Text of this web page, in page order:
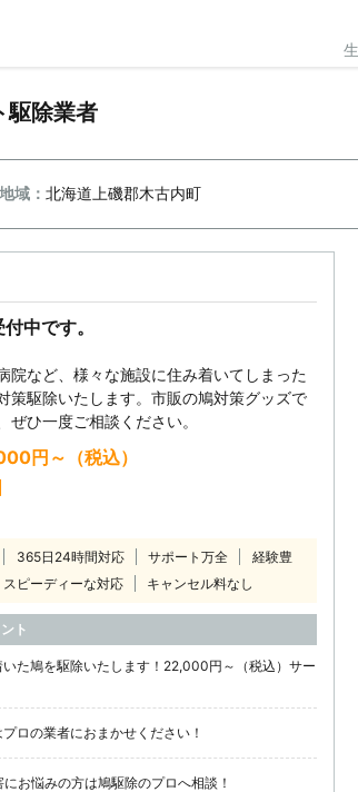
駆除業者
地域：北海道上磯郡木古内町
中です。
院など、様々な施設に住み着いてしまった
策駆除いたします。市販の鳩対策グッズで
ぜひ一度ご相談ください。
円～（税込）
365日24時間対応 サポート万全
経験豊
スピーディーな対応 キャンセル料なし
ト
た鳩を駆除いたします！22,000円～（税込）サー
ロの業者におまかせください！
お悩みの方は鳩駆除のプロへ相談！